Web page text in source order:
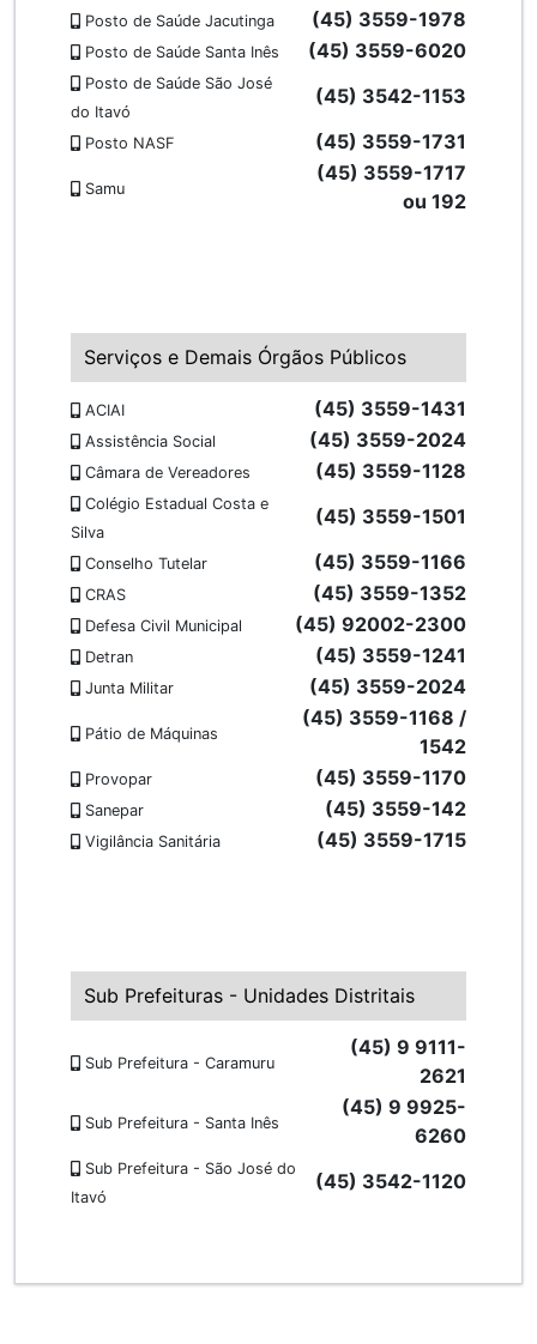
Posto de Saúde Jacutinga (45) 3559-1978
Posto de Saúde Santa Inês (45) 3559-6020
Posto de Saúde São José
do Itavó
(45) 3542-1153
Posto NASF (45) 3559-1731
Samu
(45) 3559-1717
ou 192
Serviços e Demais Órgãos Públicos
ACIAI (45) 3559-1431
Assistência Social (45) 3559-2024
Câmara de Vereadores (45) 3559-1128
Colégio Estadual Costa e
Silva
(45) 3559-1501
Conselho Tutelar (45) 3559-1166
CRAS (45) 3559-1352
Defesa Civil Municipal (45) 92002-2300
Detran (45) 3559-1241
Junta Militar (45) 3559-2024
Pátio de Máquinas
(45) 3559-1168 /
1542
Provopar (45) 3559-1170
Sanepar (45) 3559-142
Vigilância Sanitária (45) 3559-1715
Sub Prefeituras - Unidades Distritais
Sub Prefeitura - Caramuru
(45) 9 9111-
2621
Sub Prefeitura - Santa Inês
(45) 9 9925-
6260
Sub Prefeitura - São José do
Itavó
(45) 3542-1120